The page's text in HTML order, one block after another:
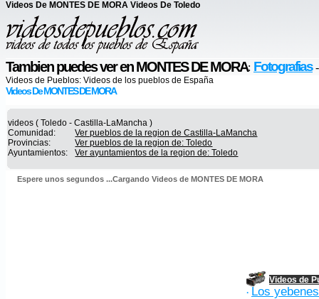
Videos De MONTES DE MORA Videos De Toledo
Tambien puedes ver en MONTES DE MORA: Fotografias
Videos de Pueblos: Videos de los pueblos de España
Videos De MONTES DE MORA
videos ( Toledo - Castilla-LaMancha )
Comunidad:
Ver pueblos de la region de Castilla-LaMancha
Provincias:
Ver pueblos de la region de: Toledo
Ayuntamientos:
Ver ayuntamientos de la region de: Toledo
Espere unos segundos ...Cargando Videos de MONTES DE MORA
Videos de
· Los yebenes